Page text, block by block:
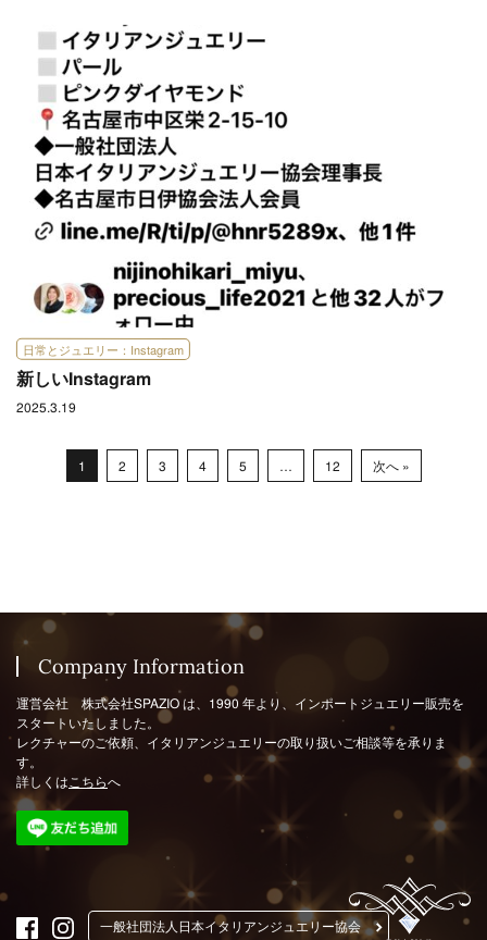
日常とジュエリー：Instagram
新しいInstagram
2025.3.19
1 2 3 4 5 … 12 次へ »
Company Information
運営会社 株式会社SPAZIO は、1990 年より、インポートジュエリー販売を
スタートいたしました。
レクチャーのご依頼、イタリアンジュエリーの取り扱いご相談等を承りま
す。
詳しくは こちらへ
一般社団法人日本イタリアンジュエリー協会